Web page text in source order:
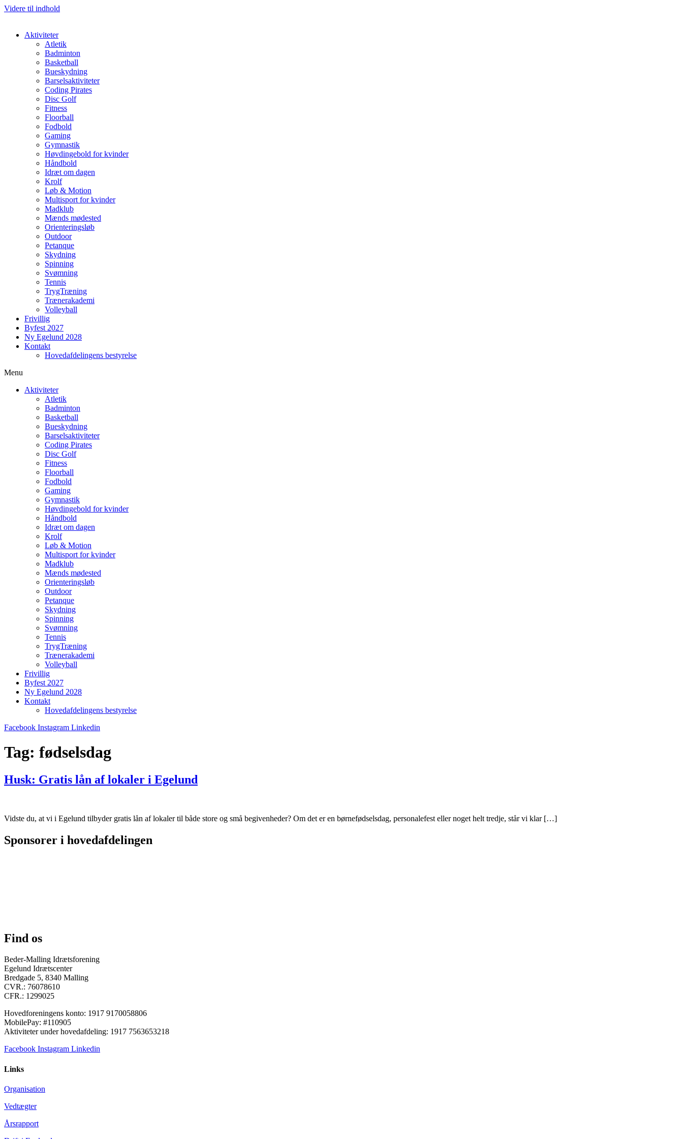
Videre til indhold
Aktiviteter
Atletik
Badminton
Basketball
Bueskydning
Barselsaktiviteter
Coding Pirates
Disc Golf
Fitness
Floorball
Fodbold
Gaming
Gymnastik
Høvdingebold for kvinder
Håndbold
Idræt om dagen
Krolf
Løb & Motion
Multisport for kvinder
Madklub
Mænds mødested
Orienteringsløb
Outdoor
Petanque
Skydning
Spinning
Svømning
Tennis
TrygTræning
Trænerakademi
Volleyball
Frivillig
Byfest 2027
Ny Egelund 2028
Kontakt
Hovedafdelingens bestyrelse
Menu
Aktiviteter
Atletik
Badminton
Basketball
Bueskydning
Barselsaktiviteter
Coding Pirates
Disc Golf
Fitness
Floorball
Fodbold
Gaming
Gymnastik
Høvdingebold for kvinder
Håndbold
Idræt om dagen
Krolf
Løb & Motion
Multisport for kvinder
Madklub
Mænds mødested
Orienteringsløb
Outdoor
Petanque
Skydning
Spinning
Svømning
Tennis
TrygTræning
Trænerakademi
Volleyball
Frivillig
Byfest 2027
Ny Egelund 2028
Kontakt
Hovedafdelingens bestyrelse
Facebook Instagram Linkedin
Tag: fødselsdag
Husk: Gratis lån af lokaler i Egelund
Vidste du, at vi i Egelund tilbyder gratis lån af lokaler til både store og små begivenheder? Om det er en børnefødselsdag, personalefest eller noget helt tredje, står vi klar […]
Sponsorer i hovedafdelingen
Find os
Beder-Malling Idrætsforening
Egelund Idrætscenter
Bredgade 5, 8340 Malling
CVR.: 76078610
CFR.: 1299025
Hovedforeningens konto: 1917 9170058806
MobilePay: #110905
Aktiviteter under hovedafdeling: 1917 7563653218
Facebook Instagram Linkedin
Links
Organisation
Vedtægter
Årsrapport